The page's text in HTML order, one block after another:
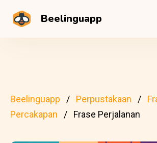
Beelinguapp
Beelinguapp Perpustakaan
Percakapan
Frase Perjalanan